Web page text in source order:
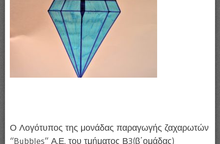
Ο Λογότυπος της μονάδας παραγωγής ζαχαρωτών
“Bubbles” Α.Ε. του τμήματος Β3(β΄ομάδας)